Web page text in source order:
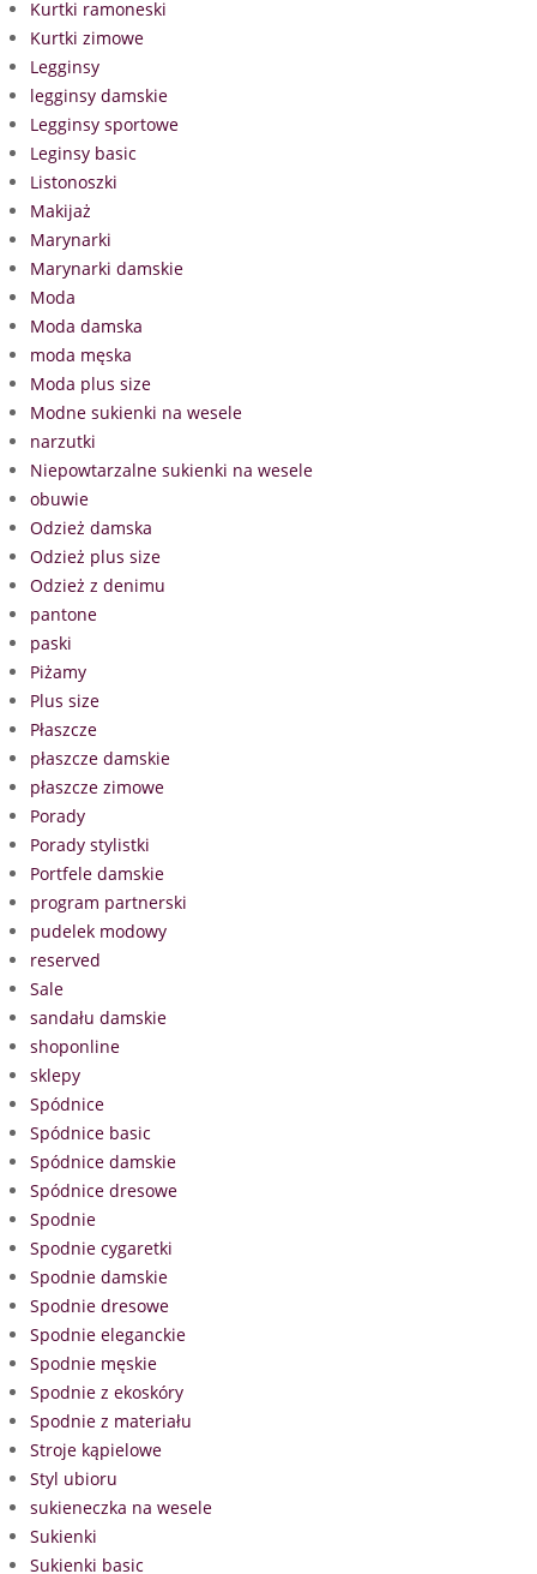
Kurtki ramoneski
Kurtki zimowe
Legginsy
legginsy damskie
Legginsy sportowe
Leginsy basic
Listonoszki
Makijaż
Marynarki
Marynarki damskie
Moda
Moda damska
moda męska
Moda plus size
Modne sukienki na wesele
narzutki
Niepowtarzalne sukienki na wesele
obuwie
Odzież damska
Odzież plus size
Odzież z denimu
pantone
paski
Piżamy
Plus size
Płaszcze
płaszcze damskie
płaszcze zimowe
Porady
Porady stylistki
Portfele damskie
program partnerski
pudelek modowy
reserved
Sale
sandału damskie
shoponline
sklepy
Spódnice
Spódnice basic
Spódnice damskie
Spódnice dresowe
Spodnie
Spodnie cygaretki
Spodnie damskie
Spodnie dresowe
Spodnie eleganckie
Spodnie męskie
Spodnie z ekoskóry
Spodnie z materiału
Stroje kąpielowe
Styl ubioru
sukieneczka na wesele
Sukienki
Sukienki basic